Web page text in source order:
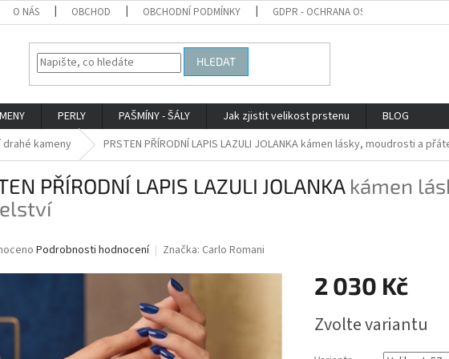
O NÁS OBCHOD OBCHODNÍ PODMÍNKY GDPR - OCHRANA OSOBNÍCH ÚDAJŮ
HLEDAT
PERLY PAŠMÍNY - ŠÁLY Jak zjistit velikost prstenu
BLOG
kameny PRSTEN PŘÍRODNÍ LAPIS LAZULI JOLANKAkámen lásky, moudrosti a
PŘÍRODNÍ LAPIS LAZULI JOLANKA kámen
Podrobnosti hodnocení Značka: Carlo Romani
2 030 Kč
cena:
Zvolte variantu